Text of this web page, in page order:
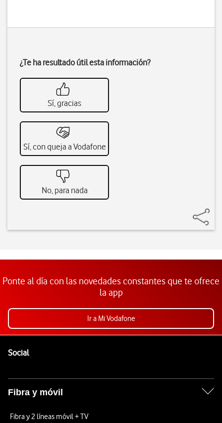
¿Te ha resultado útil esta información?
Sí, gracias
Sí, con queja a Vodafone
No, para nada
Ponte al día con las novedades constantes que te ofrece
la app
Ir a Mi Vodafone
SocialEnlaces a las redes sociales de Vodafone
Fibra y móvil
Fibra y 2 líneas móvil + TV